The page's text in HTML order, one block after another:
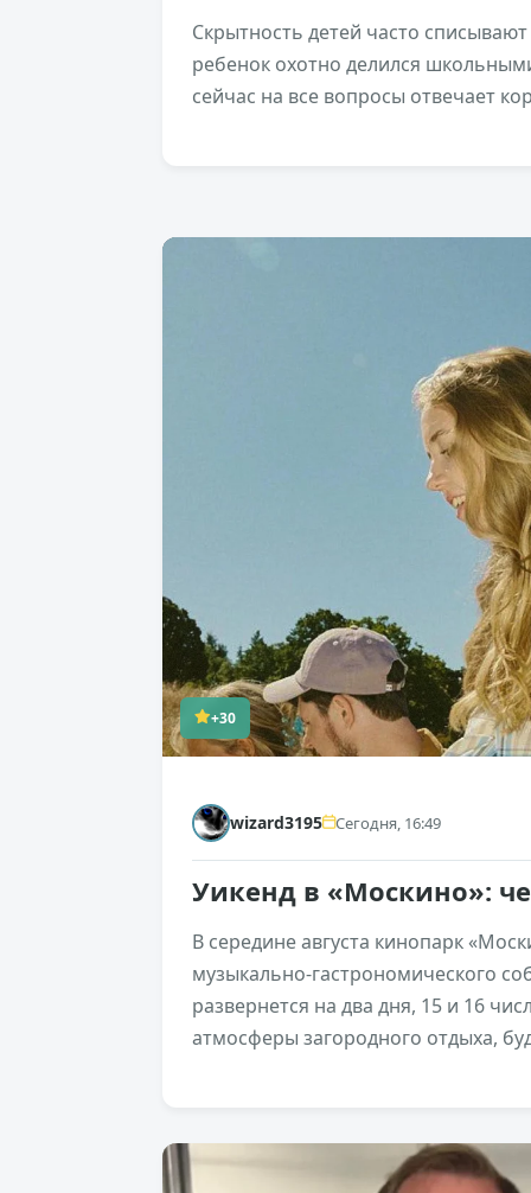
Скрытность детей часто
ребенок охотно делился
сейчас на все вопросы отвечает
+30
wizard3195 Сегодня, 16:49
Уикенд в «Москино»:
В середине августа кинопарк
музыкально-гастрономического
развернется на два дня, 15 и 16
атмосферы загородного отдыха,